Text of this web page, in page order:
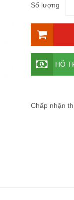
Số lượng
HỖ
Chấp nhận